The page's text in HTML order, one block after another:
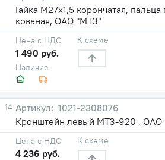
Гайка М27х1,5 корончатая,
кованая, ОАО "МТЗ"
Наличие
Цена с НДС
1 490 руб.
К схеме
14
1021-2308076
Кронштейн левый МТЗ-920 , ОАО
Цена с НДС
4 236 руб.
К схеме